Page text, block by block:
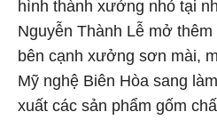
hình thành xưởng nhỏ tại
Nguyễn Thành Lễ mở
bên cạnh xưởng sơn mài,
Mỹ nghệ Biên Hòa sang
xuất các sản phẩm gốm